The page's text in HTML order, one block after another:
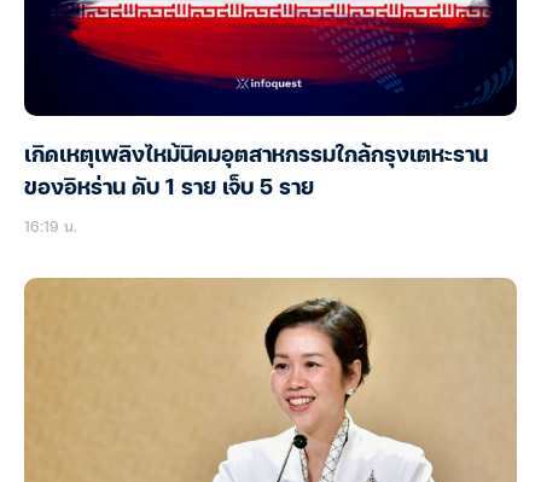
เกิดเหตุเพลิงไหม้นิคมอุตสาหกรรมใกล้กรุงเตหะราน
ของอิหร่าน ดับ 1 ราย เจ็บ 5 ราย
16:19 น.